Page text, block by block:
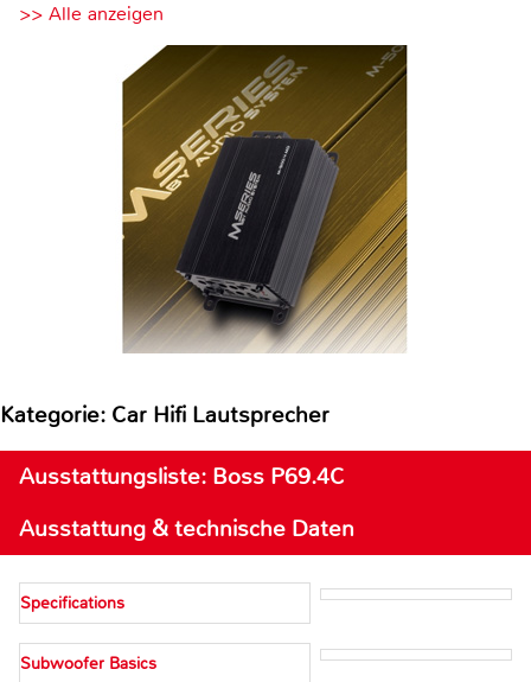
>> Alle anzeigen
Kategorie: Car Hifi Lautsprecher
Ausstattungsliste: Boss P69.4C
Ausstattung & technische Daten
Specifications
Subwoofer Basics